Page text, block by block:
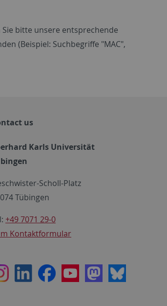
bitte unsere entsprechende
(Beispiel: Suchbegriffe "MAC",
us
Karls Universität
Scholl-Platz
Tübingen
+49 7071 29-0
Kontaktformular
LinkedInFacebookYoutubeMastodon
Bluesky